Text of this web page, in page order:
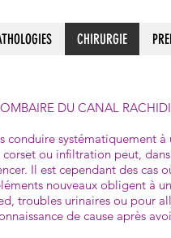
CHIRURGIE
DU CANAL
systématiquement
ou infiltration peut,
Il est cependant des cas
nouveaux obligent à
troubles urinaires ou pour
de cause après